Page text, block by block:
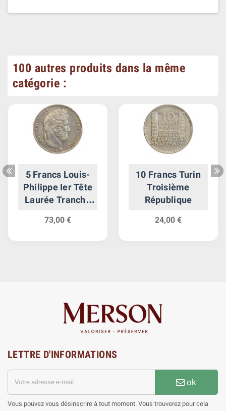
100 autres produits dans la même
catégorie :
5 Francs Louis-
Philippe Ier Tête
Laurée Tranche
73,00 €
10 Francs Turin
Troisième
République
24,00 €
LETTRE D'INFORMATIONS
ok
Vous pouvez vous désinscrire à tout moment. Vous trouverez pour cela